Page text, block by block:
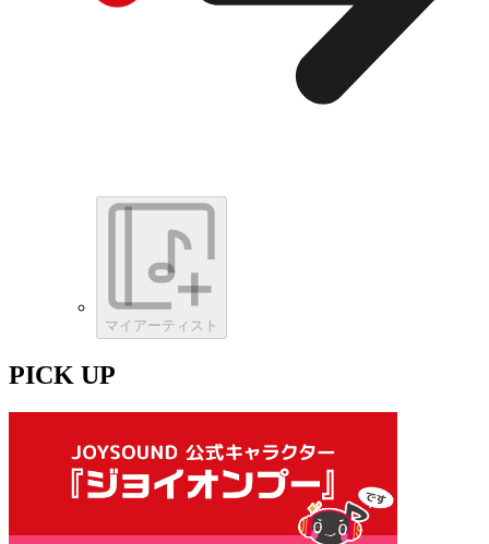
マイアーティスト
PICK UP